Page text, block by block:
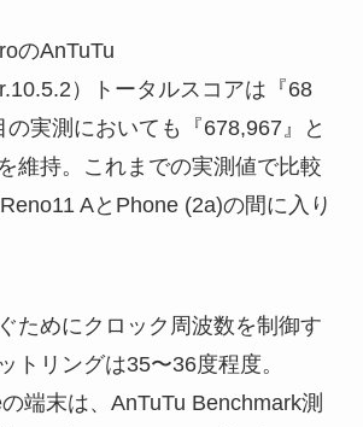
のAnTuTu
）トータルスコアは『68
実測においても『678,967』と
維持。これまでの実測値で比較
AとPhone (2a)の間に入り
ためにクロック周波数を制御す
トリングは35〜36度程度。
端末は、AnTuTu Benchmark測